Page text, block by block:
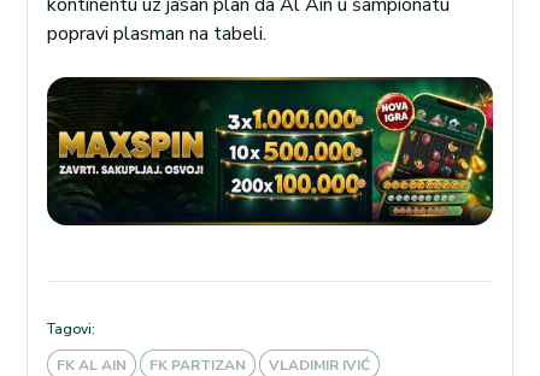
popravi plasman na tabeli.
Tagovi:
FK AL AIN
FK PARTIZAN VLADIMIR IVIĆ